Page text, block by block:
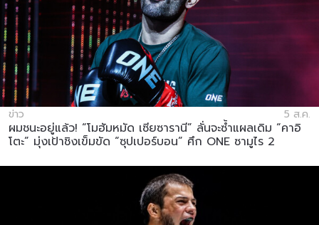
ข่าว 5 ส.ค.
ผมชนะอยู่แล้ว! “โมฮัมหมัด เซียซารานี” ลั่นจะซ้ำแผลเดิม “คาอิ
โตะ” มุ่งเป้าชิงเข็มขัด “ซุปเปอร์บอน” ศึก ONE ซามูไร 2